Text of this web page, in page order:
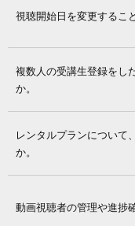
視聴開始日を変更するこ
複数人の受講生登録をし
か。
レンタルプランについて
か。
動画視聴者の管理や進捗